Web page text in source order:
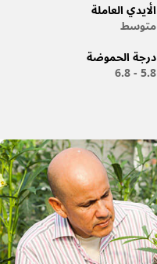
الأيدي العاملة
متوسط
درجة الحموضة
5.8 - 6.8